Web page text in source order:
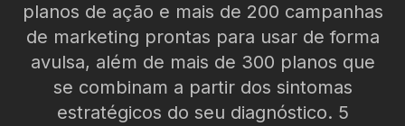
planos de ação e mais de 200 campanhas
de marketing prontas para usar de forma
avulsa, além de mais de 300 planos que
se combinam a partir dos sintomas
estratégicos do seu diagnóstico. 5